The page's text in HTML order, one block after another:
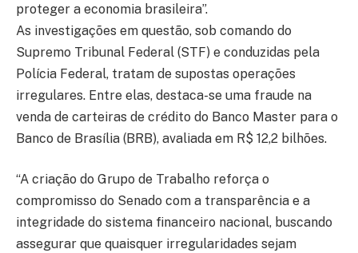
proteger a economia brasileira”.
As investigações em questão, sob comando do
Supremo Tribunal Federal (STF) e conduzidas pela
Polícia Federal, tratam de supostas operações
irregulares. Entre elas, destaca-se uma fraude na
venda de carteiras de crédito do Banco Master para o
Banco de Brasília (BRB), avaliada em R$ 12,2 bilhões.
“A criação do Grupo de Trabalho reforça o
compromisso do Senado com a transparência e a
integridade do sistema financeiro nacional, buscando
assegurar que quaisquer irregularidades sejam